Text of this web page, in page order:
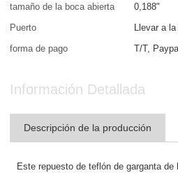
tamaño de la boca abierta
0,188"
Puerto
Llevar a
forma de pago
T/T,
Información Detallada
Descripción de la producción
Este repuesto de teflón de garganta